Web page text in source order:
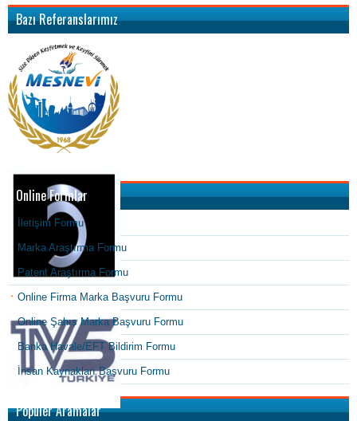
Bazı Referanslarımız
Online Formlar
İletişim Formu
Marka Araştırma Formu
Patent Araştırma Formu
Online Firma Marka Başvuru Formu
Online Şahıs Marka Başvuru Formu
Banka Havale/EFT Bildirim Formu
İnsan Kaynakları Başvuru Formu
Popüler Aramalar